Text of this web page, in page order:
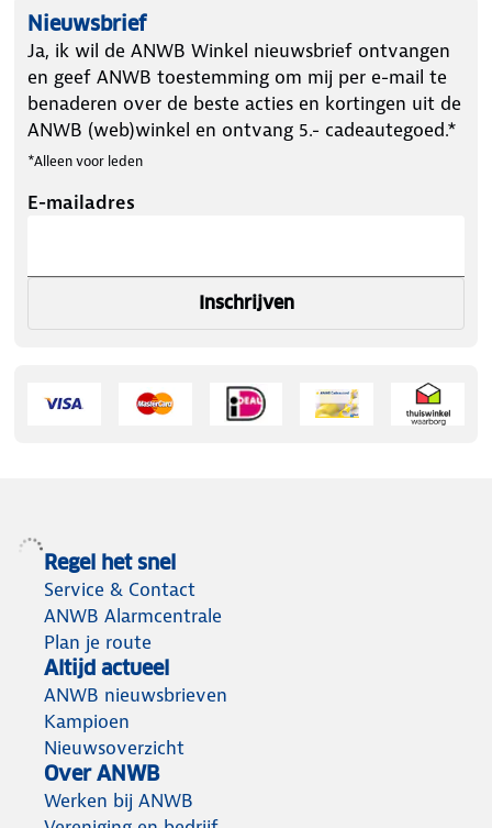
Nieuwsbrief
Ja, ik wil de ANWB Winkel nieuwsbrief ontvangen
en geef ANWB toestemming om mij per e-mail te
benaderen over de beste acties en kortingen uit de
ANWB (web)winkel en ontvang 5.- cadeautegoed.*
*Alleen voor leden
E-mailadres
Inschrijven
Regel het snel
Service & Contact
ANWB Alarmcentrale
Plan je route
Altijd actueel
ANWB nieuwsbrieven
Kampioen
Nieuwsoverzicht
Over ANWB
Werken bij ANWB